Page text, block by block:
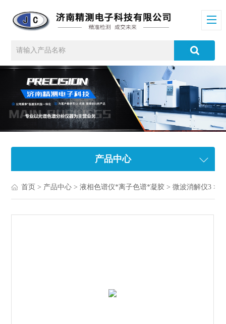
产品中心
首页 > 产品中心 >液相色谱仪*离子色谱*凝胶 >微波消解仪3 > 安徽微波消解仪厂家